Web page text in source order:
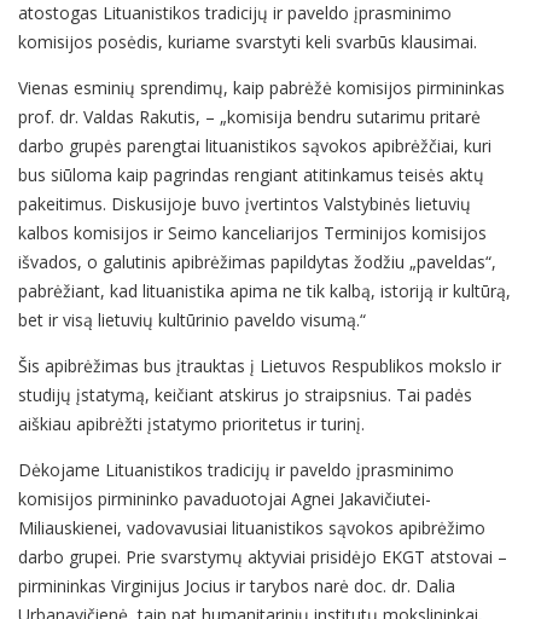
atostogas Lituanistikos tradicijų ir paveldo įprasminimo
komisijos posėdis, kuriame svarstyti keli svarbūs klausimai.
Vienas esminių sprendimų, kaip pabrėžė komisijos pirmininkas
prof. dr. Valdas Rakutis, – „komisija bendru sutarimu pritarė
darbo grupės parengtai lituanistikos sąvokos apibrėžčiai, kuri
bus siūloma kaip pagrindas rengiant atitinkamus teisės aktų
pakeitimus. Diskusijoje buvo įvertintos Valstybinės lietuvių
kalbos komisijos ir Seimo kanceliarijos Terminijos komisijos
išvados, o galutinis apibrėžimas papildytas žodžiu „paveldas“,
pabrėžiant, kad lituanistika apima ne tik kalbą, istoriją ir kultūrą,
bet ir visą lietuvių kultūrinio paveldo visumą.“
Šis apibrėžimas bus įtrauktas į Lietuvos Respublikos mokslo ir
studijų įstatymą, keičiant atskirus jo straipsnius. Tai padės
aiškiau apibrėžti įstatymo prioritetus ir turinį.
Dėkojame Lituanistikos tradicijų ir paveldo įprasminimo
komisijos pirmininko pavaduotojai Agnei Jakavičiutei-
Miliauskienei, vadovavusiai lituanistikos sąvokos apibrėžimo
darbo grupei. Prie svarstymų aktyviai prisidėjo EKGT atstovai –
pirmininkas Virginijus Jocius ir tarybos narė doc. dr. Dalia